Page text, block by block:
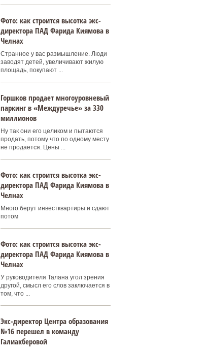
Фото: как строится высотка экс-
директора ПАД Фарида Киямова в
Челнах
Странное у вас размышление. Люди
заводят детей, увеличивают жилую
площадь, покупают ...
Горшков продает многоуровневый
паркинг в «Междуречье» за 330
миллионов
Ну так они его целиком и пытаются
продать, потому что по одному месту
не продается. Цены ...
Фото: как строится высотка экс-
директора ПАД Фарида Киямова в
Челнах
Много берут инвестквартиры и сдают
потом
Фото: как строится высотка экс-
директора ПАД Фарида Киямова в
Челнах
У руководителя Талана угол зрения
другой, смысл его слов заключается в
том, что ...
Экс-директор Центра образования
№16 перешел в команду
Галиакберовой